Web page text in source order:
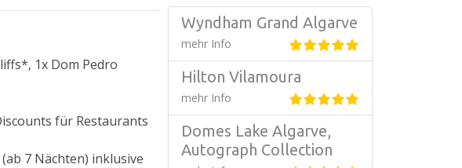
1x Dom Pedro
für Restaurants
7 Nächten) inklusive
Wyndham Grand Algarve
mehr Info
Hilton Vilamoura
mehr Info
Domes Lake Algarve,
Autograph Collection